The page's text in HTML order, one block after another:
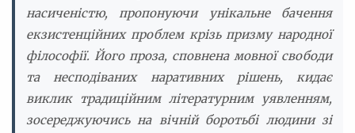
насиченістю, пропонуючи унікальне бачення
екзистенційних проблем крізь призму народної
філософії. Його проза, сповнена мовної свободи
та несподіваних наративних рішень, кидає
виклик традиційним літературним уявленням,
зосереджуючись на вічній боротьбі людини зі